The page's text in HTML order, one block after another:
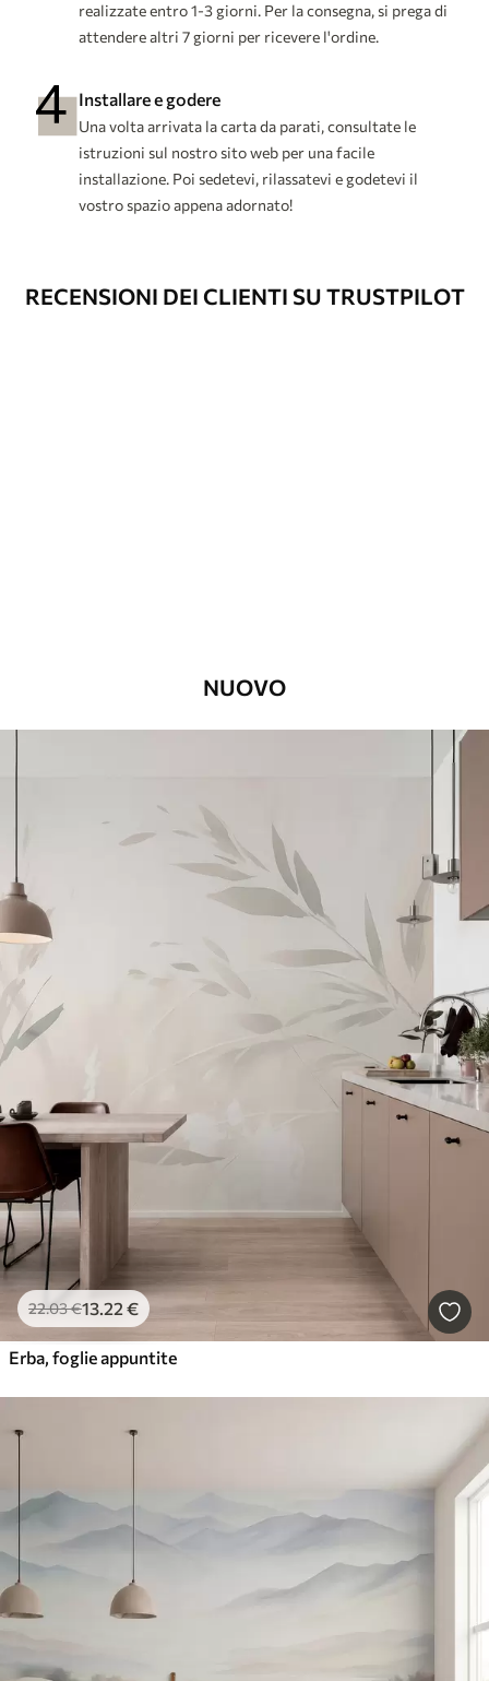
realizzate entro 1-3 giorni. Per la consegna, si prega di
attendere altri 7 giorni per ricevere l'ordine.
Installare e godere
Una volta arrivata la carta da parati, consultate le
istruzioni sul nostro sito web per una facile
installazione. Poi sedetevi, rilassatevi e godetevi il
vostro spazio appena adornato!
RECENSIONI DEI CLIENTI SU TRUSTPILOT
NUOVO
22.03€13.22 €
Erba, foglie appuntite